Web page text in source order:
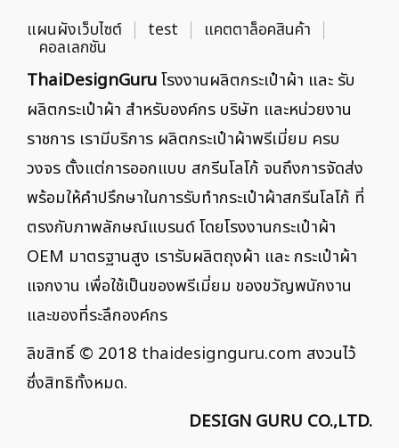
แผนผังเว็บไซต์ test แคตตาล็อคสินค้า
คอลเลกชัน
ThaiDesignGuruโรงงานผลิตกระเป๋าผ้า และ รับ
ผลิตกระเป๋าผ้า สำหรับองค์กร บริษัท และหน่วยงาน
ราชการ เรามีบริการ ผลิตกระเป๋าผ้าพรีเมี่ยม ครบ
วงจร ตั้งแต่การออกแบบ สกรีนโลโก้ จนถึงการจัดส่ง
พร้อมให้คำปรึกษาในการรับทำกระเป๋าผ้าสกรีนโลโก้ ที่
ตรงกับภาพลักษณ์แบรนด์ โดยโรงงานกระเป๋าผ้า
OEM มาตรฐานสูง เรารับผลิตถุงผ้า และ กระเป๋าผ้า
แจกงาน เพื่อใช้เป็นของพรีเมี่ยม ของขวัญพนักงาน
และของที่ระลึกองค์กร
ลิขสิทธิ์ © 2018 thaidesignguru.com สงวนไว้
ซึ่งสิทธิทั้งหมด.
DESIGN GURU CO.,LTD.